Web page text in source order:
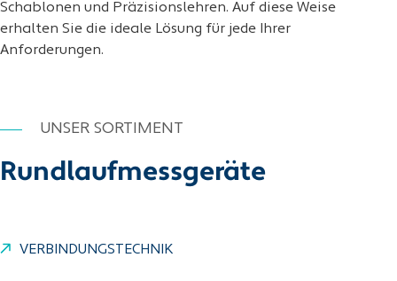
Schablonen und Präzisionslehren. Auf diese Weise
erhalten Sie die ideale Lösung für jede Ihrer
Anforderungen.
UNSER SORTIMENT
Rundlaufmessgeräte
VERBINDUNGSTECHNIK